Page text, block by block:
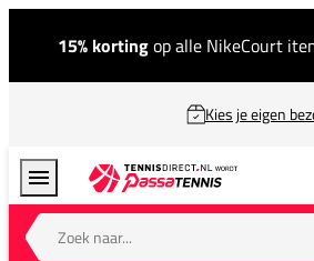
15% kortingop alle NikeCourt
Kies je eigen
Zoek naar...